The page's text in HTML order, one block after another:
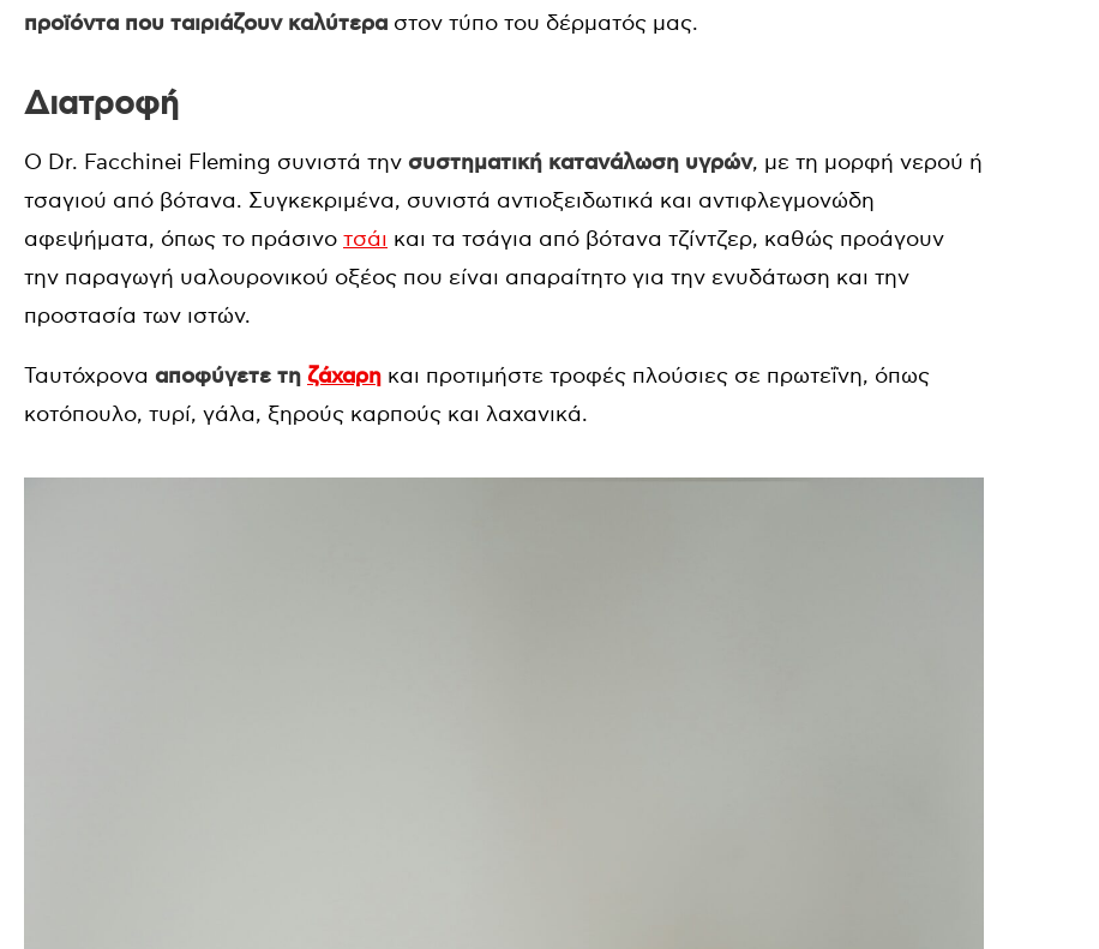
προϊόντα που ταιριάζουν καλύτερα στον τύπο του δέρματός μας.
Διατροφή
Ο Dr. Facchinei Fleming συνιστά την συστηματική κατανάλωση υγρών, με τη μορφή νερού ή
τσαγιού από βότανα. Συγκεκριμένα, συνιστά αντιοξειδωτικά και αντιφλεγμονώδη
αφεψήματα, όπως το πράσινο τσάι και τα τσάγια από βότανα τζίντζερ, καθώς προάγουν
την παραγωγή υαλουρονικού οξέος που είναι απαραίτητο για την ενυδάτωση και την
προστασία των ιστών.
Ταυτόχρονα αποφύγετε τη ζάχαρη και προτιμήστε τροφές πλούσιες σε πρωτεΐνη, όπως
κοτόπουλο, τυρί, γάλα, ξηρούς καρπούς και λαχανικά.